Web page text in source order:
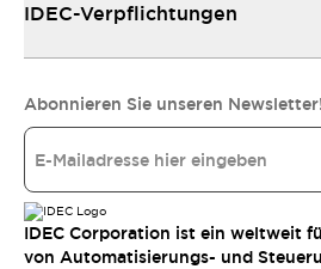
IDEC-Verpflichtungen
Abonnieren Sie unseren Newsletter!
IDEC Corporation ist ein weltweit
von Automatisierungs- und